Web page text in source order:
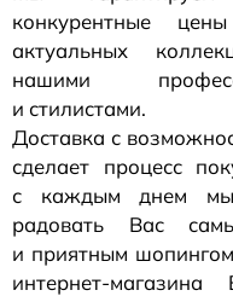
конкурентные
актуальных
нашими
и стилистами.
Доставка с
сделает процесс
с каждым днем мы
радовать Вас
и приятным
интернет-магазина